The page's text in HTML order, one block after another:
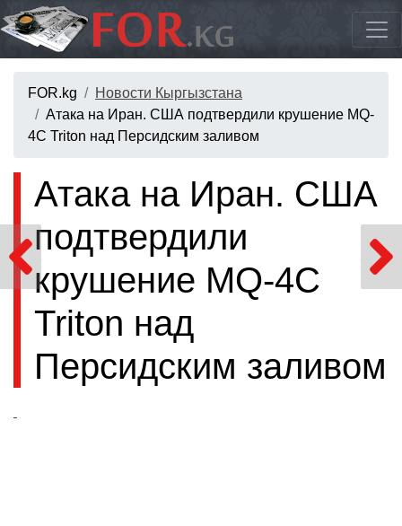
FOR.kg
Новости Кыргызстана
Атака на Иран. США подтвердили крушение MQ-
4C Triton над Персидским заливом
Атака на Иран. США
подтвердили
крушение MQ-4C
Triton над
Персидским заливом